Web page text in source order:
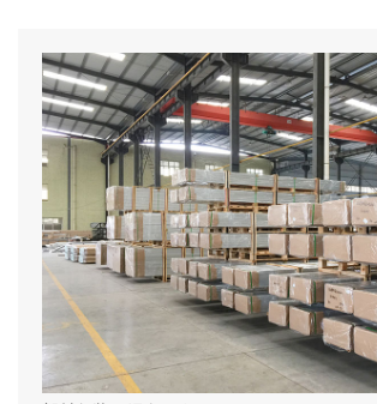
になってしまう可能性もあり、パネル機器の点
に襲われる危険があります。 ではどうやって
いいの？ ①刈払機による草刈 &emsp...